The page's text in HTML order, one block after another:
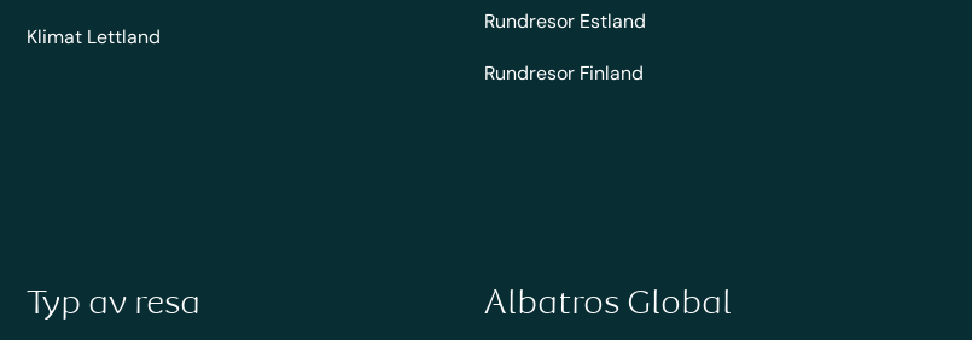
Klimat Lettland
Rundresor Estland
Rundresor Finland
Typ av resa Albatros Global